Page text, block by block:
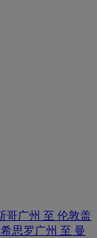
哥广州 至 伦敦盖
思罗 广州 至 曼